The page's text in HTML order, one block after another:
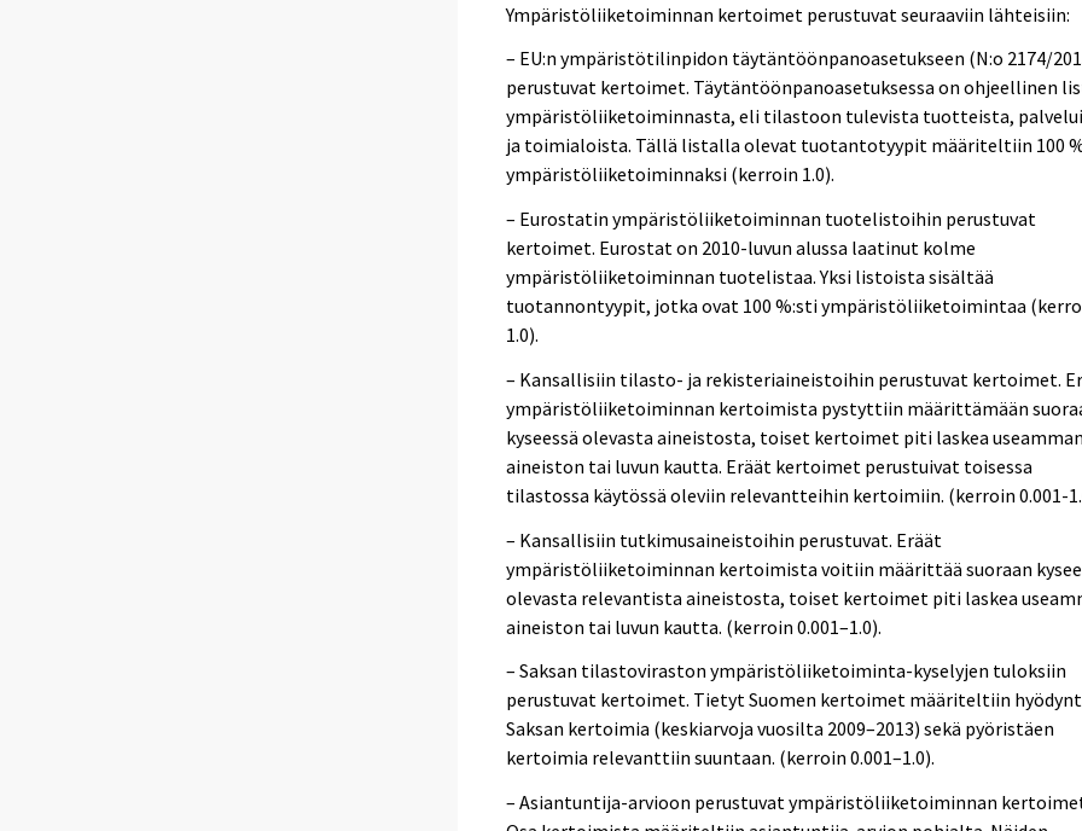
Ympäristöliiketoiminnan kertoimet perustuvat seuraaviin lähteisiin:
– EU:n ympäristötilinpidon täytäntöönpanoasetukseen (N:o 2174/
perustuvat kertoimet. Täytäntöönpanoasetuksessa on ohjeellinen
ympäristöliiketoiminnasta, eli tilastoon tulevista tuotteista,
ja toimialoista. Tällä listalla olevat tuotantotyypit määriteltiin 100
ympäristöliiketoiminnaksi (kerroin 1.0).
– Eurostatin ympäristöliiketoiminnan tuotelistoihin perustuvat
kertoimet. Eurostat on 2010-luvun alussa laatinut kolme
ympäristöliiketoiminnan tuotelistaa. Yksi listoista sisältää
tuotannontyypit, jotka ovat 100 %:sti ympäristöliiketoimintaa
1.0).
– Kansallisiin tilasto- ja rekisteriaineistoihin perustuvat kertoimet.
ympäristöliiketoiminnan kertoimista pystyttiin määrittämään
kyseessä olevasta aineistosta, toiset kertoimet piti laskea useamman
aineiston tai luvun kautta. Eräät kertoimet perustuivat toisessa
tilastossa käytössä oleviin relevantteihin kertoimiin. (kerroin 0.001-
– Kansallisiin tutkimusaineistoihin perustuvat. Eräät
ympäristöliiketoiminnan kertoimista voitiin määrittää suoraan
olevasta relevantista aineistosta, toiset kertoimet piti laskea
aineiston tai luvun kautta. (kerroin 0.001–1.0).
– Saksan tilastoviraston ympäristöliiketoiminta-kyselyjen tuloksiin
perustuvat kertoimet. Tietyt Suomen kertoimet määriteltiin
Saksan kertoimia (keskiarvoja vuosilta 2009–2013) sekä pyöristäen
kertoimia relevanttiin suuntaan. (kerroin 0.001–1.0).
– Asiantuntija-arvioon perustuvat ympäristöliiketoiminnan